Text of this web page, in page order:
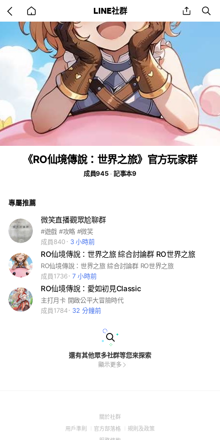
back
to
home
LINE社群 share
《RO仙境傳說：世界之旅》官方玩家群
成員945 記事本9
專屬推薦
微笑直播觀眾尬聊群
#遊戲 #攻略 #微笑
成員840
3 小時前
RO仙境傳說：世界之旅 綜合討論群 RO世界之旅
RO仙境傳說：世界之旅 綜合討論群 RO世界之旅
成員1736
7 小時前
RO仙境傳說：愛如初見Classic
主打月卡 開啟公平大冒險時代
成員1784
32 分鐘前
還有其他眾多社群等您來探索
顯示更多
關於社群(Open
用戶準則
(Open
官方部落格
(Open
規則及政策(Open